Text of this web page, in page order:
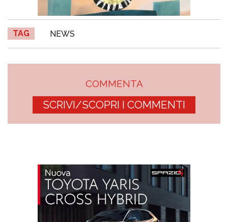
TAG NEWS
COMMENTA
SCRIVI/SCOPRI I COMMENTI